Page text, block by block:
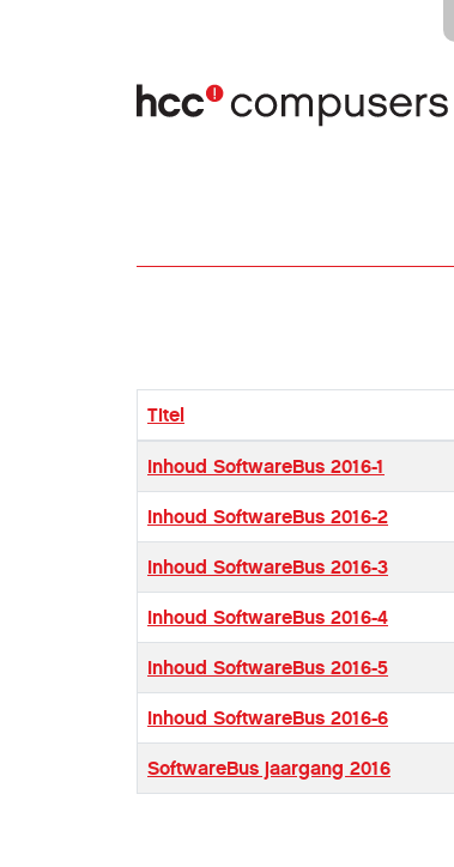
inhoud
Artikelen
Titel
Inhoud SoftwareBus 2016-1
Inhoud SoftwareBus 2016-2
Inhoud SoftwareBus 2016-3
Inhoud SoftwareBus 2016-4
Inhoud SoftwareBus 2016-5
Inhoud SoftwareBus 2016-6
SoftwareBus jaargang 2016